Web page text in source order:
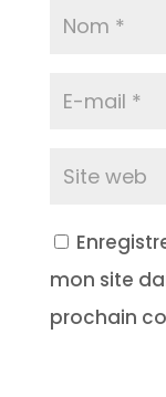
mon site
prochain